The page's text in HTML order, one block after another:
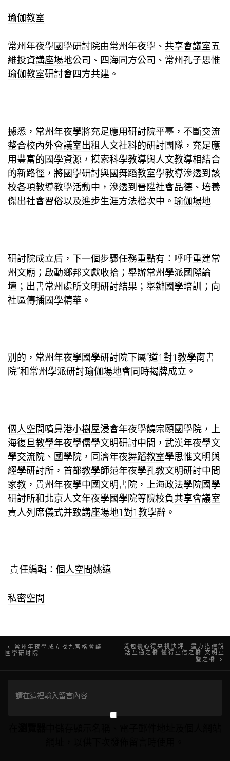
瑜伽教室
常州年夜學國學研討院由常州年夜學、 共享會議室五
維投資講座場地公司、四海同方公司、常州孔子思惟
瑜伽教室研討會四方共建。
據悉，常州年夜學將充足應用研討院平臺，不斷交流
整合校內外會議室出租 人文社科的研討團隊，充足應
用豐富的國學資源，摸索科學教導與人文教導相結合
的新路徑，將國學研討與國舞蹈教室學教導滲透到該
校各項教導教學活動中，滲透到晉陞社會品德、培養
傑出社會習俗以及進步生涯方法檔次中。 瑜伽場地
研討院成立后，下一個步驟任務重點有：呼吁重建常
州文廟；啟動鄉邦文獻收拾；舉辦常州學派國際論
壇；出書常州處所文明研討結果；舉辦國學培訓；向
社區傳播國學精華。
別的，常州年夜學國學研討院下屬“道1對1教學南書
院”和常州學派研討瑜伽場地會同時揭牌成立。
個人空間噴鼻港小樹屋浸會年夜學饒宗頤國學院，上
海復旦教學年夜學儒學文明研討中間，武漢年夜學文
學交流院、國學院，同濟年夜舞蹈教室學思惟文明與
經學研討所，首都教學師范年夜學孔教文明研討中間
家教 ，貴州年夜學中國文明書院，上海政法學院國學
研討所和北京人文年夜學國學院等院校負共享會議室
責人列席儀式并致講座場地1對1教學辭。
責任編輯： 個人空間姚遠
私密空間
文
導
常州年夜學成立找九宮格會議
國學研討院
覓包養心得央視快評｜盡力搭建說
話互通之橋 懂得互信之橋 文明互
鑒之橋